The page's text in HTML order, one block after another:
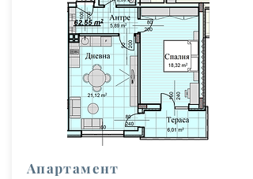
Апартамент